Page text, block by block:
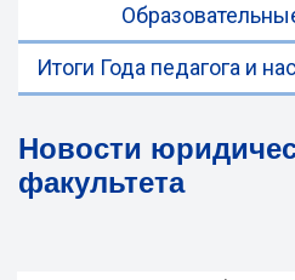
Итоги Года педагога и
Новости
факультета